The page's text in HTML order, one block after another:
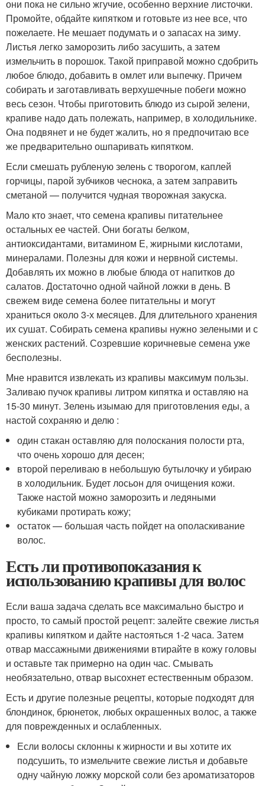
они пока не сильно жгучие, особенно верхние листочки.
Промойте, обдайте кипятком и готовьте из нее все, что
пожелаете. Не мешает подумать и о запасах на зиму.
Листья легко заморозить либо засушить, а затем
измельчить в порошок. Такой приправой можно сдобрить
любое блюдо, добавить в омлет или выпечку. Причем
собирать и заготавливать верхушечные побеги можно
весь сезон. Чтобы приготовить блюдо из сырой зелени,
крапиве надо дать полежать, например, в холодильнике.
Она подвянет и не будет жалить, но я предпочитаю все
же предварительно ошпаривать кипятком.
Если смешать рубленую зелень с творогом, каплей
горчицы, парой зубчиков чеснока, а затем заправить
сметаной — получится чудная творожная закуска.
Мало кто знает, что семена крапивы питательнее
остальных ее частей. Они богаты белком,
антиоксидантами, витамином Е, жирными кислотами,
минералами. Полезны для кожи и нервной системы.
Добавлять их можно в любые блюда от напитков до
салатов. Достаточно одной чайной ложки в день. В
свежем виде семена более питательны и могут
храниться около 3-х месяцев. Для длительного хранения
их сушат. Собирать семена крапивы нужно зелеными и с
женских растений. Созревшие коричневые семена уже
бесполезны.
Мне нравится извлекать из крапивы максимум пользы.
Заливаю пучок крапивы литром кипятка и оставляю на
15-30 минут. Зелень изымаю для приготовления еды, а
настой сохраняю и делю :
один стакан оставляю для полоскания полости рта,
что очень хорошо для десен;
второй переливаю в небольшую бутылочку и убираю
в холодильник. Будет лосьон для очищения кожи.
Также настой можно заморозить и ледяными
кубиками протирать кожу;
остаток — большая часть пойдет на ополаскивание
волос.
Есть ли противопоказания к
использованию крапивы для волос
Если ваша задача сделать все максимально быстро и
просто, то самый простой рецепт: залейте свежие листья
крапивы кипятком и дайте настояться 1-2 часа. Затем
отвар массажными движениями втирайте в кожу головы
и оставьте так примерно на один час. Смывать
необязательно, отвар высохнет естественным образом.
Есть и другие полезные рецепты, которые подходят для
блондинок, брюнеток, любых окрашенных волос, а также
для поврежденных и ослабленных.
Если волосы склонны к жирности и вы хотите их
подсушить, то измельчите свежие листья и добавьте
одну чайную ложку морской соли без ароматизаторов